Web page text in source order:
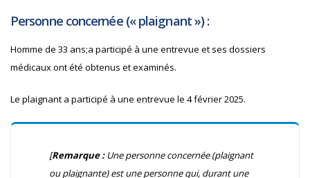
Personne concernée (« plaignant») :
Homme de 33 ans;a participé à une entrevue et ses dossiers
médicaux ont été obtenus et examinés.
Le plaignant a participé à une entrevue le 4 février 2025.
[Remarque :Une personne concernée (plaignant
ou plaignante) est une personne qui, durant une